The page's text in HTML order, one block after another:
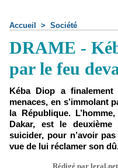
Accueil > Société
DRAME -
par le feu
Kéba Diop a
menaces, en s’immolant
la République.
Dakar, est le
suicider, pour n’avoir
vue de lui réclamer son
Rédigé par